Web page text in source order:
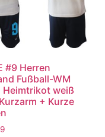
#9 Herren
Fußball-WM
Heimtrikot weiß
+ Kurze